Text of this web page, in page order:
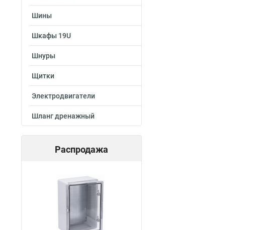
Шины
Шкафы 19U
Шнуры
Щитки
Электродвигатели
Шланг дренажный
Распродажа